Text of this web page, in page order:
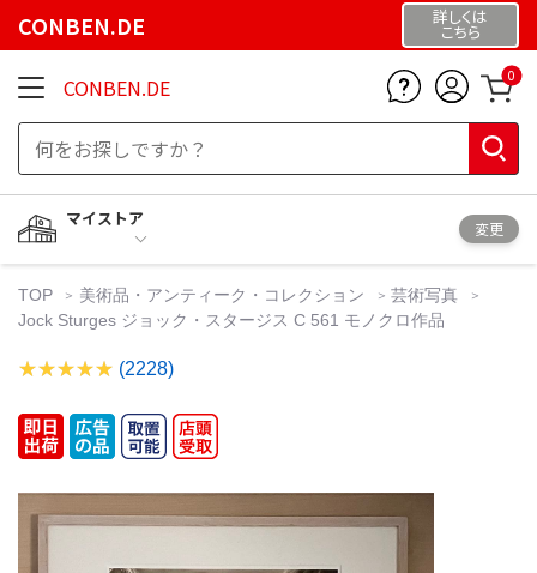
CONBEN.DE 詳しくは
こちら
CONBEN.DE 0
マイストア
変更
TOP 美術品・アンティーク・コレクション
芸術写真
Jock Sturges ジョック・スタージス C 561 モノクロ作品
(2228)